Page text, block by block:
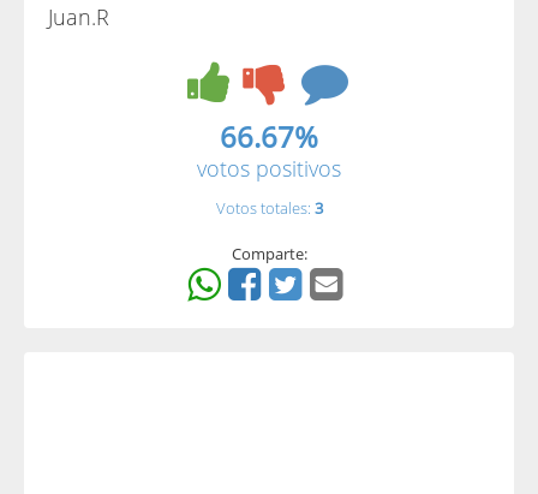
Juan.R
66.67%
votos positivos
Votos totales: 3
Comparte: